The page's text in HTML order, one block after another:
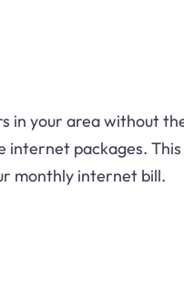
in your area without
packages. This
monthly internet bill.